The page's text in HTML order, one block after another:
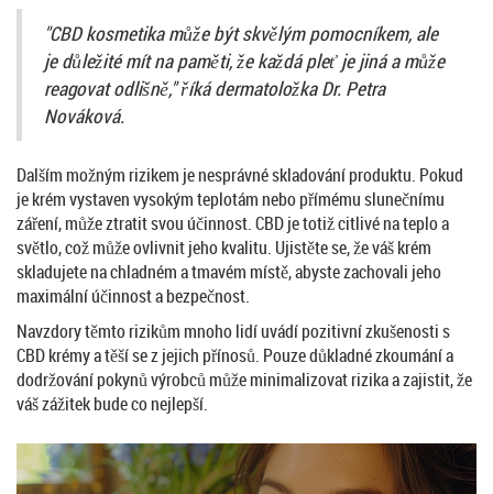
"CBD kosmetika může být skvělým pomocníkem, ale
je důležité mít na paměti, že každá pleť je jiná a může
reagovat odlišně," říká dermatoložka Dr. Petra
Nováková.
Dalším možným rizikem je nesprávné skladování produktu. Pokud
je krém vystaven vysokým teplotám nebo přímému slunečnímu
záření, může ztratit svou účinnost. CBD je totiž citlivé na teplo a
světlo, což může ovlivnit jeho kvalitu. Ujistěte se, že váš krém
skladujete na chladném a tmavém místě, abyste zachovali jeho
maximální účinnost a bezpečnost.
Navzdory těmto rizikům mnoho lidí uvádí pozitivní zkušenosti s
CBD krémy a těší se z jejich přínosů. Pouze důkladné zkoumání a
dodržování pokynů výrobců může minimalizovat rizika a zajistit, že
váš zážitek bude co nejlepší.